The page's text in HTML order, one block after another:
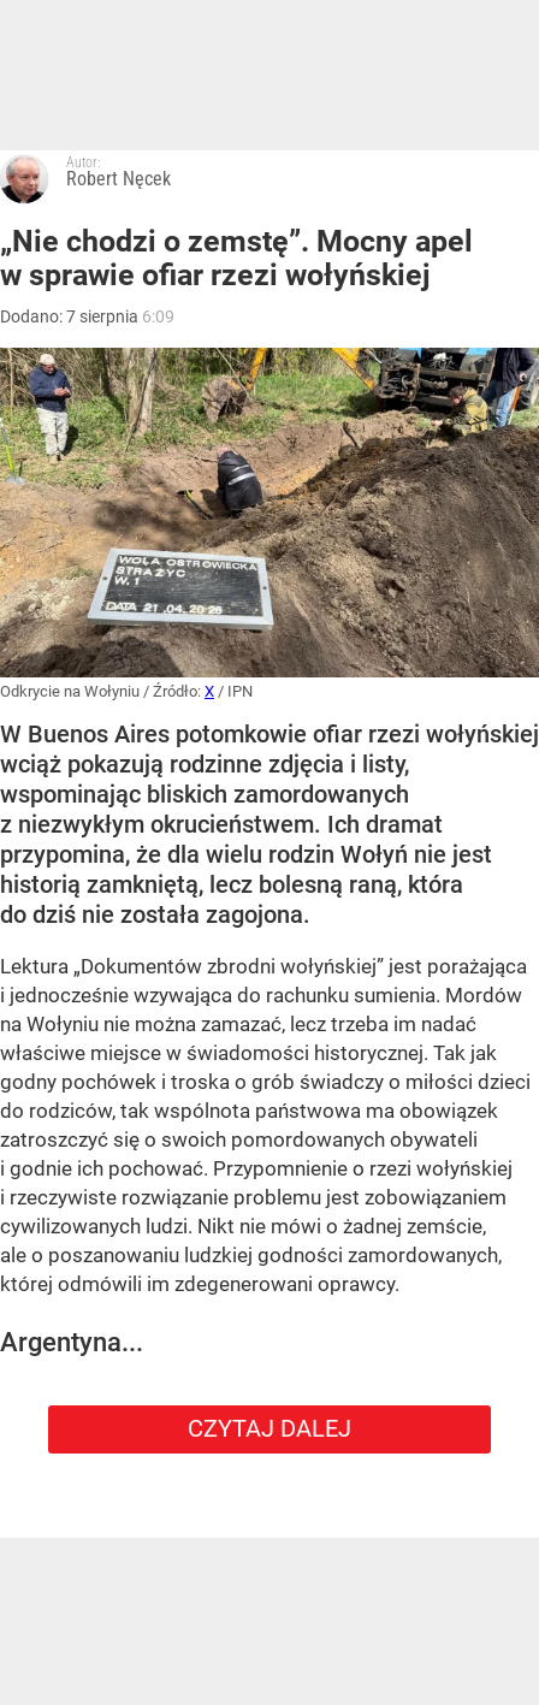
Autor:
Robert Nęcek
„Nie chodzi o zemstę”. Mocny apel
w sprawie ofiar rzezi wołyńskiej
Dodano:7 sierpnia 6:09
Odkrycie na Wołyniu / Źródło: X / IPN
W Buenos Aires potomkowie ofiar rzezi wołyńskiej
wciąż pokazują rodzinne zdjęcia i listy,
wspominając bliskich zamordowanych
z niezwykłym okrucieństwem. Ich dramat
przypomina, że dla wielu rodzin Wołyń nie jest
historią zamkniętą, lecz bolesną raną, która
do dziś nie została zagojona.
Lektura „Dokumentów zbrodni wołyńskiej” jest porażająca
i jednocześnie wzywająca do rachunku sumienia. Mordów
na Wołyniu nie można zamazać, lecz trzeba im nadać
właściwe miejsce w świadomości historycznej. Tak jak
godny pochówek i troska o grób świadczy o miłości dzieci
do rodziców, tak wspólnota państwowa ma obowiązek
zatroszczyć się o swoich pomordowanych obywateli
i godnie ich pochować. Przypomnienie o rzezi wołyńskiej
i rzeczywiste rozwiązanie problemu jest zobowiązaniem
cywilizowanych ludzi. Nikt nie mówi o żadnej zemście,
ale o poszanowaniu ludzkiej godności zamordowanych,
której odmówili im zdegenerowani oprawcy.
Argentyna...
CZYTAJ DALEJ